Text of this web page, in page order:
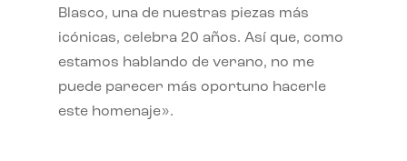
Blasco, una de nuestras piezas más
icónicas, celebra 20 años. Así que, como
estamos hablando de verano, no me
puede parecer más oportuno hacerle
este homenaje».